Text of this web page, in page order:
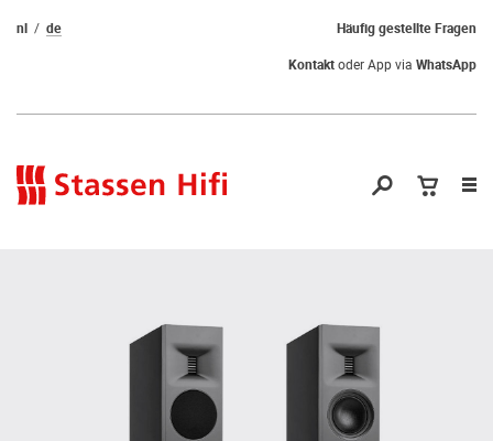
Häufig gestellte Fragen
nl
de
Kontaktoder App via WhatsApp